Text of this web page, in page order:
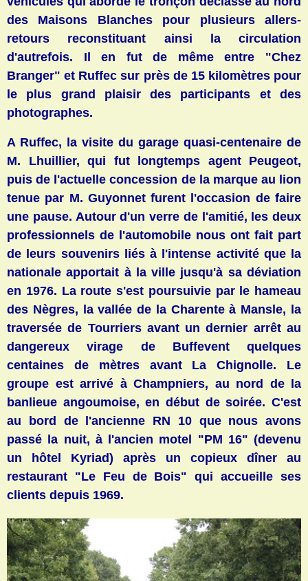
des Maisons Blanches pour plusieurs allers-
retours reconstituant ainsi la circulation
d'autrefois. Il en fut de même entre "Chez
Branger" et Ruffec sur près de 15 kilomètres pour
le plus grand plaisir des participants et des
photographes.
A Ruffec, la visite du garage quasi-centenaire de
M. Lhuillier, qui fut longtemps agent Peugeot,
puis de l'actuelle concession de la marque au lion
tenue par M. Guyonnet furent l'occasion de faire
une pause. Autour d'un verre de l'amitié, les deux
professionnels de l'automobile nous ont fait part
de leurs souvenirs liés à l'intense activité que la
nationale apportait à la ville jusqu'à sa déviation
en 1976. La route s'est poursuivie par le hameau
des Nègres, la vallée de la Charente à Mansle, la
traversée de Tourriers avant un dernier arrêt au
dangereux virage de Buffevent quelques
centaines de mètres avant La Chignolle. Le
groupe est arrivé à Champniers, au nord de la
banlieue angoumoise, en début de soirée. C'est
au bord de l'ancienne RN 10 que nous avons
passé la nuit, à l'ancien motel "PM 16" (devenu
un hôtel Kyriad) après un copieux dîner au
restaurant "Le Feu de Bois" qui accueille ses
clients depuis 1969.